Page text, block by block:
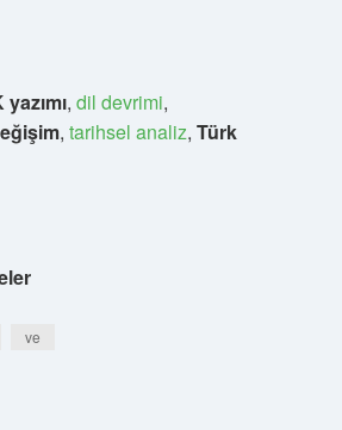
, dil devrimi,
, tarihsel analiz, Türk
ve